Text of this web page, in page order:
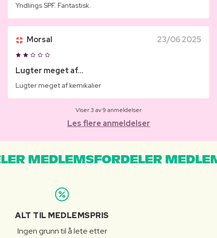
Yndlings SPF. Fantastisk.
Morsal 23/06 2025
Lugter meget af...
Lugter meget af kemikalier
Viser 3 av 9 anmeldelser
Les flere anmeldelser
MEDLEMSFORDELER
ALT TIL MEDLEMSPRIS
Ingen grunn til å lete etter